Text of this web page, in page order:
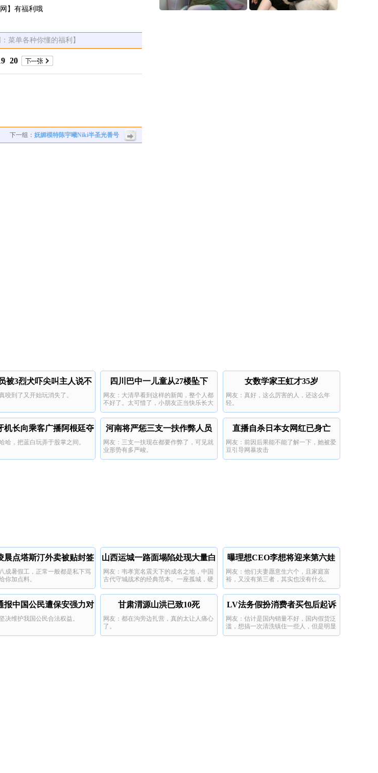
】有福利哦
菜单各种你懂的福利】
20
下一组： 妩媚模特陈宇曦Niki半圣光番号
被3烈犬吓尖叫主人说不
咬到了又开始玩消失了。
四川巴中一儿童从27楼坠下
网友：大清早看到这样的新闻，整个人都
不好了。太可惜了，小朋友正当快乐长大
的年龄。
女数学家王虹才35岁
网友：真好，这么厉害的人，还这么年
轻。
机长向乘客广播阿根廷夺
哈，把蓝白玩弄于股掌之间。
河南将严惩三支一扶作弊人员
网友：三支一扶现在都要作弊了，可见就
业形势有多严峻。
直播自杀日本女网红已身亡
网友：前因后果能不能了解一下，她被爱
豆引导网暴攻击
晨点塔斯汀外卖被贴封签
辱骂
成暑假工，正常一般都是私下骂
你加点料。
山西运城一路面塌陷处现大量白
骨
网友：韦孝宽名震天下的成名之地，中国
古代守城战术的经典范本。一座孤城，硬
生生拖住十万大军。哎，一将功成万骨
枯。
曝理想CEO李想将迎来第六娃
网友：他们夫妻愿意生六个，且家庭富
裕，又没有第三者，其实也没有什么。
报中国公民遭保安强力对
决维护我国公民合法权益。
甘肃渭源山洪已致10死
网友：都在沟旁边扎营，真的太让人痛心
了。
LV法务假扮消费者买包后起诉
百货店
网友：估计是国内销量不好，国内假货泛
滥，想搞一次清洗镇住一些人，但是明显
这个方法不好，惹人反感。